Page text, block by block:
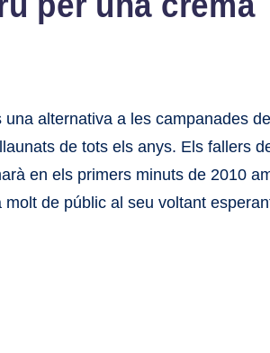
una alternativa a les campanades
de tots els anys. Els fallers
en els primers minuts de 2010
de públic al seu voltant